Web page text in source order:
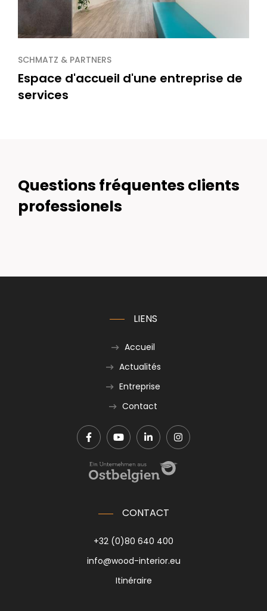
SCHMATZ & PARTNERS
Espace d'accueil d'une entreprise de
services
Questions fréquentes clients
professionels
LIENS
Accueil
Actualités
Entreprise
Contact
CONTACT
+32 (0)80 640 400
info@wood-interior.eu
Itinéraire